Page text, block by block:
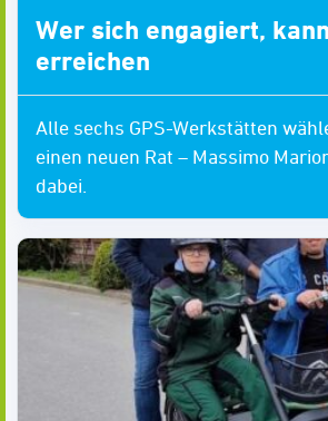
Wer sich engagiert,
erreichen
Alle sechs GPS-Werkstätten
einen neuen Rat – Massimo
dabei.